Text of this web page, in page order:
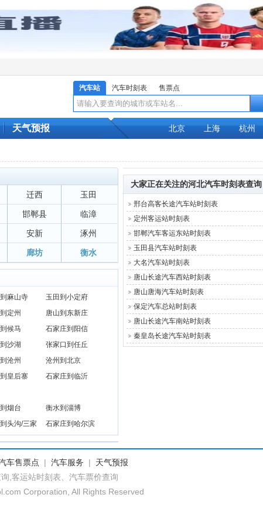
汽车站 汽车时刻表 售票点
天气预报 北京 上海 杭州
迁西 玉田
邯郸县 临漳
安新 涿州
廊坊 衡水
麻山寺
玉田到小定府
定州
唐山到东新庄
候马
石家庄到阳信
沙湖
张家口到任丘
沧州
沧州到北京
皇后寨 石家庄到临沂
烟台
衡水到淄博
头沟/三家 石家庄到哈尔滨
大家正在关注的河北汽车时刻表查询
邢台高客长途汽车站时刻表
定州客运站时刻表
邯郸汽车客运东站时刻表
玉田县汽车站时刻表
大名汽车站时刻表
唐山长途汽车西站时刻表
唐山唐海汽车站时刻表
保定汽车总站时刻表
唐山长途汽车南站时刻表
秦皇岛长途汽车站时刻表
车售票点 | 汽车服务 |
天气预报
,客运站时刻表、汽车票价查询
Corporation, All Rights Reserved